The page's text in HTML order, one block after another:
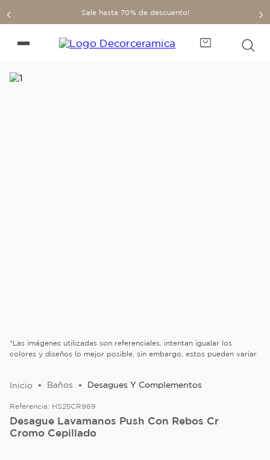
Sale hasta 70% de descuento!
*Las imágenes utilizadas son referenciales, intentan igualar los
colores y diseños lo mejor posible, sin embargo, estos pueden variar
Baños Desagues Y Complementos
Referencia: HS25CR969
Desague Lavamanos Push Con Rebos Cr
Cromo Cepillado